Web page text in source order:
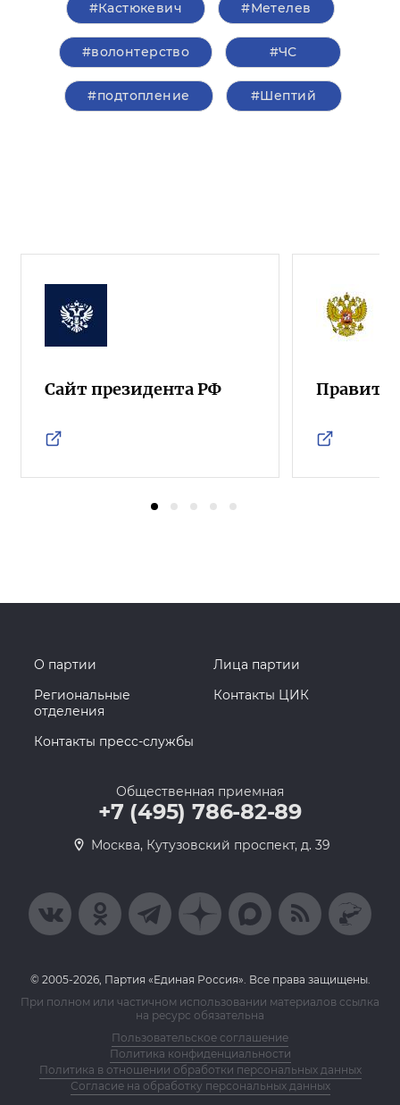
#Кастюкевич #Метелев
#волонтерство #ЧС
#подтопление #Шептий
Сайт президента РФ
О партии
Лица партии
Региональные
отделения
Контакты ЦИК
Контакты пресс-службы
Общественная приемная
+7 (495) 786-82-89
Москва, Кутузовский проспект, д. 39
© 2005-2026, Партия «Единая Россия». Все права защищены.
При полном или частичном использовании материалов ссылка
на ресурс обязательна
Пользовательское соглашение
Политика конфиденциальности
Политика в отношении обработки персональных данных
Согласие на обработку персональных данных